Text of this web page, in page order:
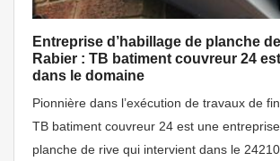
Entreprise d’habillage de planche
Rabier : TB batiment couvreur 24
dans le domaine
Pionnière dans l’exécution de travaux de
TB batiment couvreur 24 est une
planche de rive qui intervient dans le